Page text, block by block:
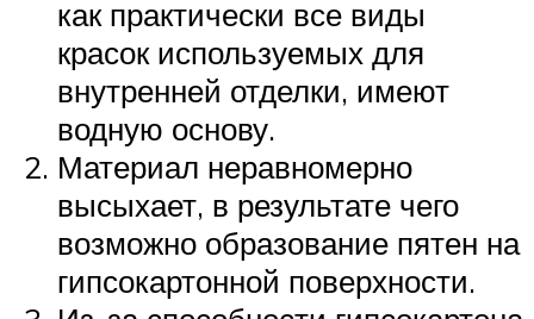
как практически все виды
красок используемых для
внутренней отделки, имеют
водную основу.
Материал неравномерно
высыхает, в результате чего
возможно образование пятен на
гипсокартонной поверхности.